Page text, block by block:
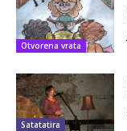
Otvorena vrata
Satatatira